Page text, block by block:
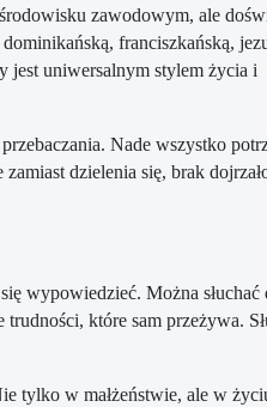
zawodowym, ale
franciszkańską,
jest uniwersalnym stylem życia i
Nade wszystko
dzielenia się, brak
wypowiedzieć. Można słuchać
które sam przeżywa.
tylko w małżeństwie, ale w